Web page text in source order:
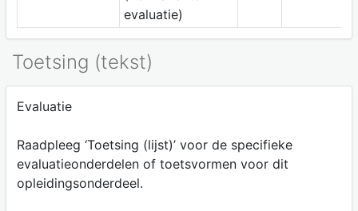
evaluatie)
Toetsing (tekst)
Evaluatie
Raadpleeg ‘Toetsing (lijst)’ voor de specifieke
evaluatieonderdelen of toetsvormen voor dit
opleidingsonderdeel.